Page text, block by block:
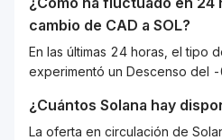
cambio de CAD a SOL?
En las últimas 24 horas, el tipo
experimentó un Descenso del -
¿Cuántos Solana hay
La oferta en circulación de